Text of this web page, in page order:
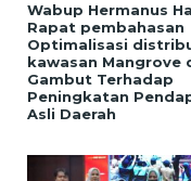
Wabup Hermanus
Rapat pembahasan
Optimalisasi
kawasan Mangrove
Gambut Terhadap
Peningkatan
Asli Daerah